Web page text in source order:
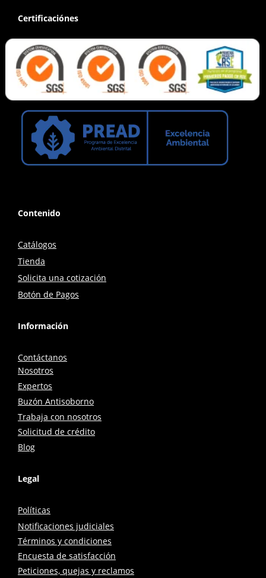
Certificaciónes
Contenido
Catálogos
Tienda
Solicita una cotización
Botón de Pagos
Información
Contáctanos
Nosotros
Expertos
Buzón Antisoborno
Trabaja con nosotros
Solicitud de crédito
Blog
Legal
Políticas
Notificaciones judiciales
Términos y condiciones
Encuesta de satisfacción
Peticiones, quejas y reclamos